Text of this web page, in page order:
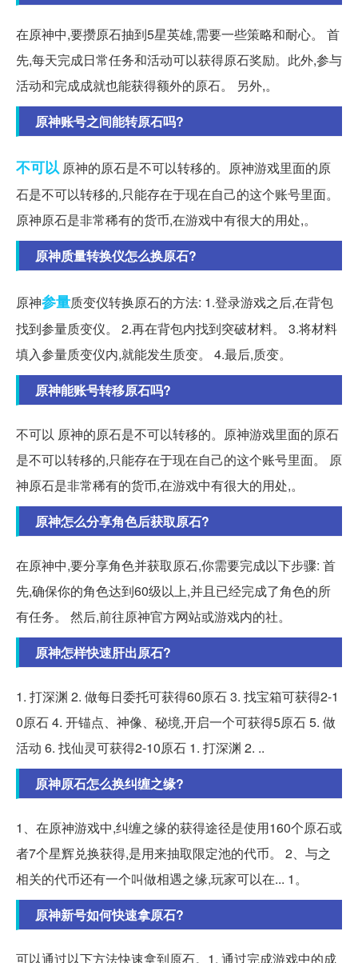
在原神中,要攒原石抽到5星英雄,需要一些策略和耐心。 首
先,每天完成日常任务和活动可以获得原石奖励。此外,参与
活动和完成成就也能获得额外的原石。 另外,。
原神账号之间能转原石吗?
不可以 原神的原石是不可以转移的。原神游戏里面的原
石是不可以转移的,只能存在于现在自己的这个账号里面。
原神原石是非常稀有的货币,在游戏中有很大的用处,。
原神质量转换仪怎么换原石?
原神参量质变仪转换原石的方法: 1.登录游戏之后,在背包
找到参量质变仪。 2.再在背包内找到突破材料。 3.将材料
填入参量质变仪内,就能发生质变。 4.最后,质变。
原神能账号转移原石吗?
不可以 原神的原石是不可以转移的。原神游戏里面的原石
是不可以转移的,只能存在于现在自己的这个账号里面。 原
神原石是非常稀有的货币,在游戏中有很大的用处,。
原神怎么分享角色后获取原石?
在原神中,要分享角色并获取原石,你需要完成以下步骤: 首
先,确保你的角色达到60级以上,并且已经完成了角色的所
有任务。 然后,前往原神官方网站或游戏内的社。
原神怎样快速肝出原石?
1. 打深渊 2. 做每日委托可获得60原石 3. 找宝箱可获得2-1
0原石 4. 开锚点、神像、秘境,开启一个可获得5原石 5. 做
活动 6. 找仙灵可获得2-10原石 1. 打深渊 2. ..
原神原石怎么换纠缠之缘?
1、在原神游戏中,纠缠之缘的获得途径是使用160个原石或
者7个星辉兑换获得,是用来抽取限定池的代币。 2、与之
相关的代币还有一个叫做相遇之缘,玩家可以在... 1。
原神新号如何快速拿原石?
可以通过以下方法快速拿到原石。1. 通过完成游戏中的成